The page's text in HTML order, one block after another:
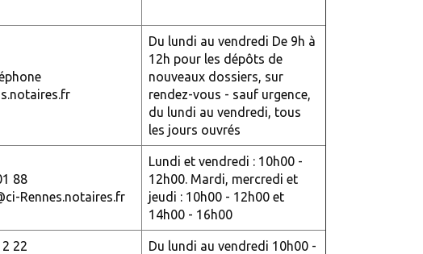
Du lundi au vendredi De 9h à
12h pour les dépôts de
nouveaux dossiers, sur
rendez-vous - sauf urgence,
du lundi au vendredi, tous
les jours ouvrés
88
Rennes.notaires.fr
Lundi et vendredi : 10h00 -
12h00. Mardi, mercredi et
jeudi : 10h00 - 12h00 et
14h00 - 16h00
22 Du lundi au vendredi 10h00 -